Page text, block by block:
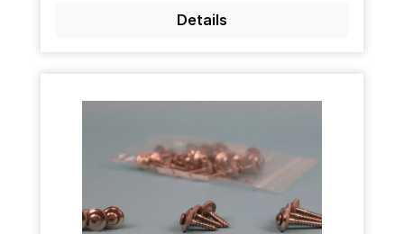
Details